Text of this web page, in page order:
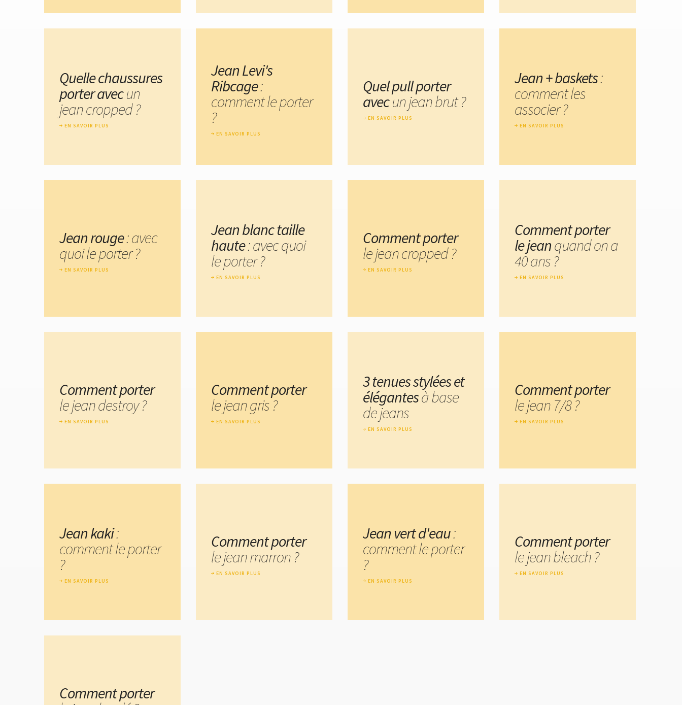
Quelle chaussures
porter avecun
jean cropped ?
EN SAVOIR PLUS
Jean Levi's
Ribcage:
comment le porter
?
EN SAVOIR PLUS
Quel pull porter
avecun jean brut ?
EN SAVOIR PLUS
Jean + baskets:
comment les
associer ?
EN SAVOIR PLUS
Jean rouge: avec
quoi le porter ?
EN SAVOIR PLUS
Jean blanc taille
haute: avec quoi
le porter ?
EN SAVOIR PLUS
Comment porter
le jean cropped ?
EN SAVOIR PLUS
Comment porter
le jeanquand on a
40 ans ?
EN SAVOIR PLUS
Comment porter
le jean destroy ?
EN SAVOIR PLUS
Comment porter
le jean gris ?
EN SAVOIR PLUS
3 tenues stylées et
élégantesà base
de jeans
EN SAVOIR PLUS
Comment porter
le jean 7/8 ?
EN SAVOIR PLUS
Jean kaki:
comment le porter
?
EN SAVOIR PLUS
Comment porter
le jean marron ?
EN SAVOIR PLUS
Jean vert d'eau:
comment le porter
?
EN SAVOIR PLUS
Comment porter
le jean bleach ?
EN SAVOIR PLUS
Comment porter